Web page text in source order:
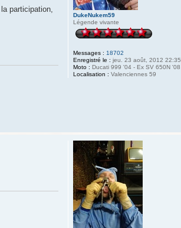
DukeNukem59
Légende vivante
Messages : 18702
Enregistré le : jeu. 23 août, 2012 22:35
Moto : Ducati 999 '04 - Ex SV 650N '08
Localisation : Valenciennes 59
participation,